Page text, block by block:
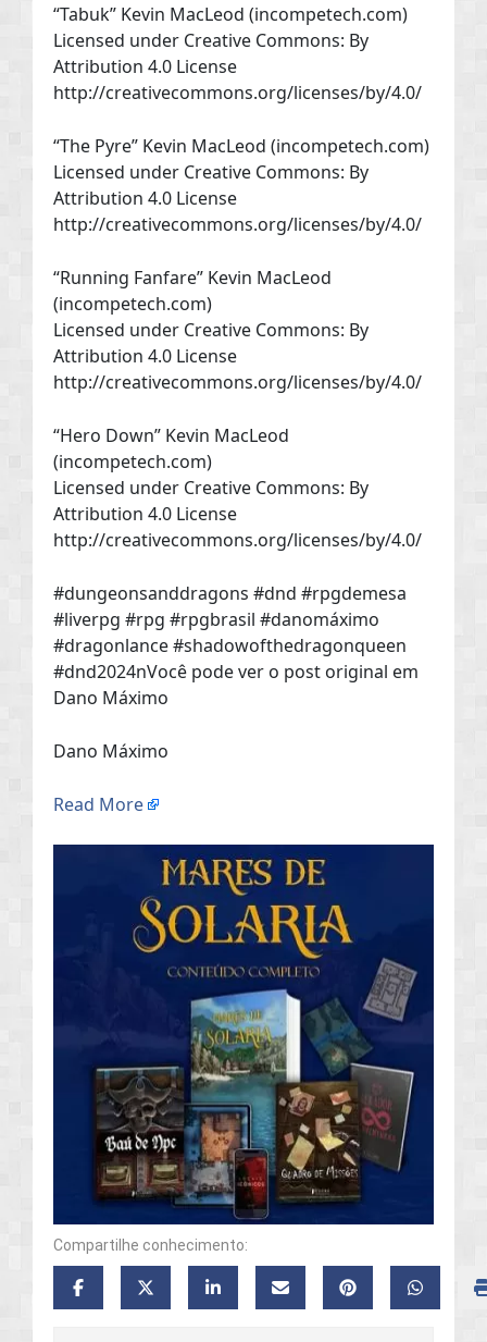
“Tabuk” Kevin MacLeod (incompetech.com)
Licensed under Creative Commons: By
Attribution 4.0 License
http://creativecommons.org/licenses/by/4.0/
“The Pyre” Kevin MacLeod (incompetech.com)
Licensed under Creative Commons: By
Attribution 4.0 License
http://creativecommons.org/licenses/by/4.0/
“Running Fanfare” Kevin MacLeod
(incompetech.com)
Licensed under Creative Commons: By
Attribution 4.0 License
http://creativecommons.org/licenses/by/4.0/
“Hero Down” Kevin MacLeod
(incompetech.com)
Licensed under Creative Commons: By
Attribution 4.0 License
http://creativecommons.org/licenses/by/4.0/
#dungeonsanddragons #dnd #rpgdemesa
#liverpg #rpg #rpgbrasil #danomáximo
#dragonlance #shadowofthedragonqueen
#dnd2024nVocê pode ver o post original em
Dano Máximo
Dano Máximo
Read More
Compartilhe conhecimento: